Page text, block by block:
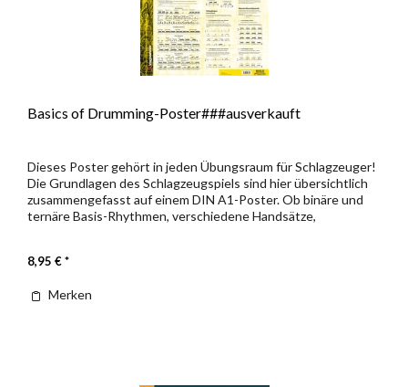
Basics of Drumming-Poster###ausverkauft
Dieses Poster gehört in jeden Übungsraum für Schlagzeuger!
Die Grundlagen des Schlagzeugspiels sind hier übersichtlich
zusammengefasst auf einem DIN A1-Poster. Ob binäre und
ternäre Basis-Rhythmen, verschiedene Handsätze,
8,95 € *
Merken